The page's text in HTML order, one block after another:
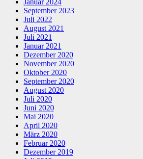
September 2023
Juli 2022
August 2021
Juli 2021
Januar 2021
Dezember 2020
November 2020
Oktober 2020
September 2020
August 2020
Juli 2020
Juni 2020
Mai 2020
April 2020
März 2020
Februar 2020
Dezember 2019